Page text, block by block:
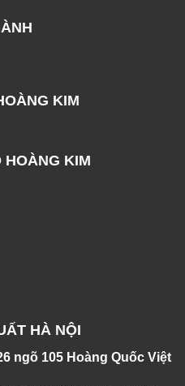
KIM
HOÀNG KIM
HÀ NỘI
ngõ 105 Hoàng Quốc Việt